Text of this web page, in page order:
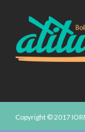
Copyright © 2017